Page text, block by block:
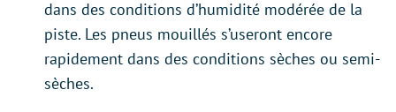
dans des conditions d’humidité modérée de la
piste. Les pneus mouillés s’useront encore
rapidement dans des conditions sèches ou semi-
sèches.